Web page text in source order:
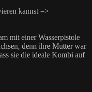
kannst =>
mit einer Wasserpistole
denn ihre Mutter war
sie die ideale Kombi auf